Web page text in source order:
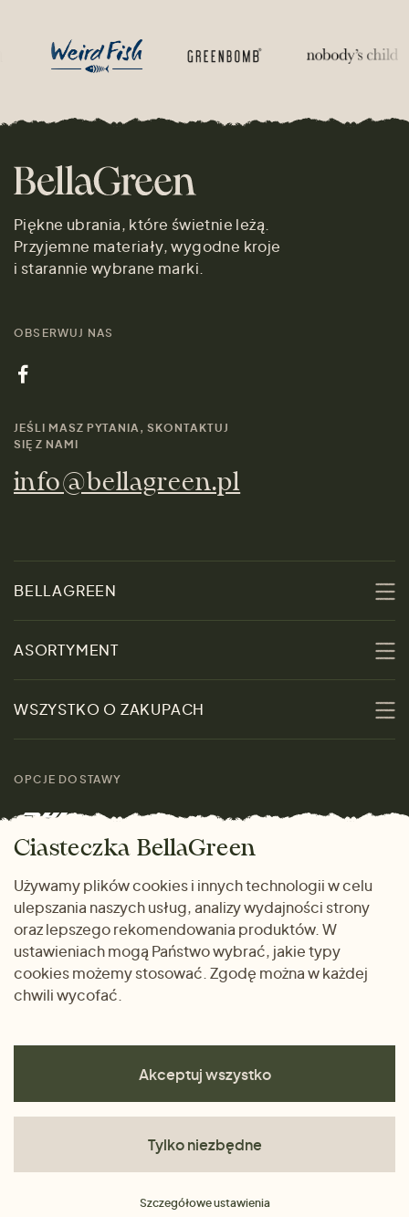
Piękne ubrania, które świetnie leżą.
Przyjemne materiały, wygodne kroje
i starannie wybrane marki.
OBSERWUJ NAS
JEŚLI MASZ PYTANIA, SKONTAKTUJ
SIĘ Z NAMI
info@bellagreen.pl
BELLAGREEN
Zrównoważoność
Skontaktuj się z nami
Marki
ASORTYMENT
Kobiety
Mężczyźni
Prezenty
WSZYSTKO O ZAKUPACH
rozmiarach
Zwrot towaru
Dlaczego warto kupować
u nas
OPCJE DOSTAWY
METODY PŁATNOŚCI
Ciasteczka BellaGreen
Używamy plików cookies i innych technologii w celu
ulepszania naszych usług, analizy wydajności strony
oraz lepszego rekomendowania produktów. W
ustawieniach mogą Państwo wybrać, jakie typy
cookies możemy stosować. Zgodę można w każdej
chwili wycofać.
Akceptuj wszystko
Tylko niezbędne
Szczegółowe ustawienia